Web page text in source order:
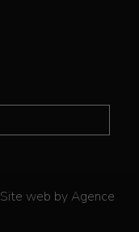
Site web by Agence